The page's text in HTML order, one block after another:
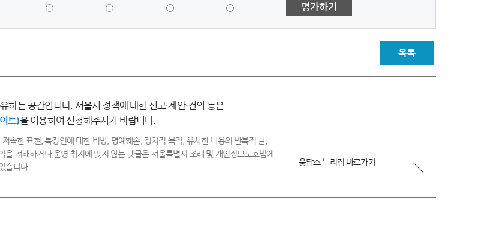
평가하기
목록
하는 공간입니다. 서울시 정책에 대한 신고·제안·건의 등은
트)을 이용하여 신청해주시기 바랍니다.
속한 표현, 특정인에 대한 비방, 명예훼손, 정치적 목적, 유사한 내용의 반복적 글,
을 저해하거나 운영 취지에 맞지 않는 댓글은 서울특별시 조례 및 개인정보보호법에
습니다.
응답소 누리집 바로가기